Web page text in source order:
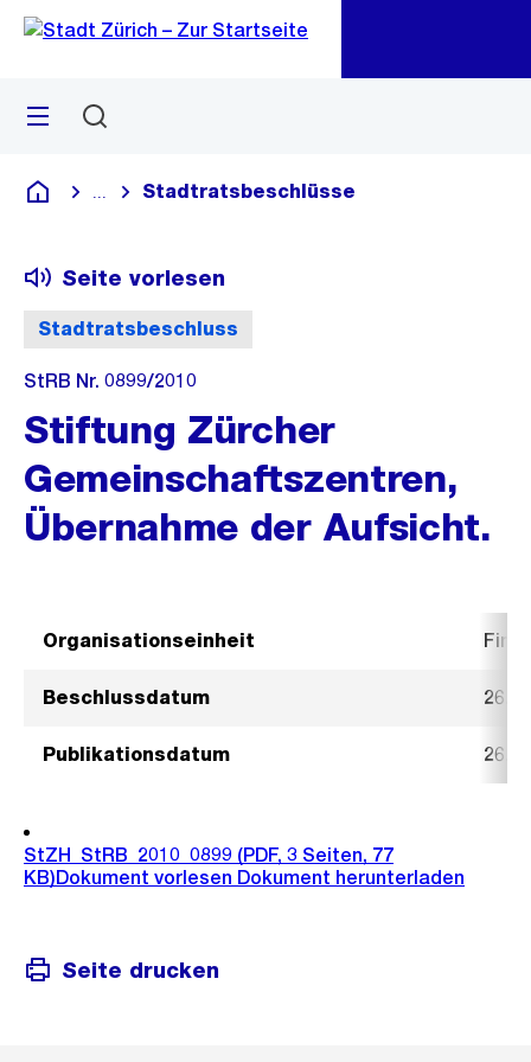
Navigation
Sprunglink
Menü
Deutsch
Blende alle Breadcrumbs ein
Stadtratsbeschlüsse
Stadtratsbeschluss
Seite vorlesen
StRB Nr. 0899/2010
Stiftung Zürcher
Gemeinschaftszentren,
Übernahme der Aufsicht.
Organisationseinheit
Beschlussdatum 26.
Publikationsdatum 26.
StZH_StRB_2010_0899 (PDF, 3 Seiten, 77
KB)Dokument vorlesen Dokument herunterladen
Seite drucken